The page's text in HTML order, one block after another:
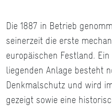
Die 1887 in Betrieb
seinerzeit die erste
europäischen Festland.
liegenden Anlage besteht
Denkmalschutz und wird
gezeigt sowie eine